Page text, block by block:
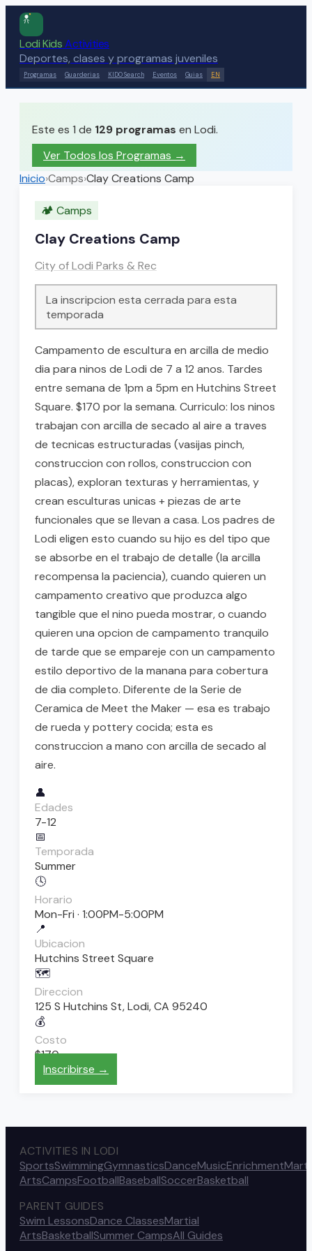
Lodi KidsActivities
Deportes, clases y programas juveniles
Programas Guarderias KIDO Search Eventos Guias EN
Este es 1 de 129 programas en Lodi.
Ver Todos los Programas →
Inicio›Camps›Clay Creations Camp
🏕️ Camps
Clay Creations Camp
City of Lodi Parks & Rec
La inscripcion esta cerrada para esta
temporada
Campamento de escultura en arcilla de medio
dia para ninos de Lodi de 7 a 12 anos. Tardes
entre semana de 1pm a 5pm en Hutchins Street
Square. $170 por la semana. Curriculo: los ninos
trabajan con arcilla de secado al aire a traves
de tecnicas estructuradas (vasijas pinch,
construccion con rollos, construccion con
placas), exploran texturas y herramientas, y
crean esculturas unicas + piezas de arte
funcionales que se llevan a casa. Los padres de
Lodi eligen esto cuando su hijo es del tipo que
se absorbe en el trabajo de detalle (la arcilla
recompensa la paciencia), cuando quieren un
campamento creativo que produzca algo
tangible que el nino pueda mostrar, o cuando
quieren una opcion de campamento tranquilo
de tarde que se empareje con un campamento
estilo deportivo de la manana para cobertura
de dia completo. Diferente de la Serie de
Ceramica de Meet the Maker — esa es trabajo
de rueda y pottery cocida; esta es
construccion a mano con arcilla de secado al
aire.
👤
Edades
7-12
📅
Temporada
Summer
🕓
Horario
Mon-Fri · 1:00PM-5:00PM
📍
Ubicacion
Hutchins Street Square
🗺️
Direccion
125 S Hutchins St, Lodi, CA 95240
💰
Costo
$170
Inscribirse →
ACTIVITIES IN LODI
SportsSwimmingGymnasticsDanceMusicEnrichment
ArtsCampsFootballBaseballSoccerBasketball
PARENT GUIDES
Swim LessonsDance ClassesMartial
ArtsBasketballSummer CampsAll Guides